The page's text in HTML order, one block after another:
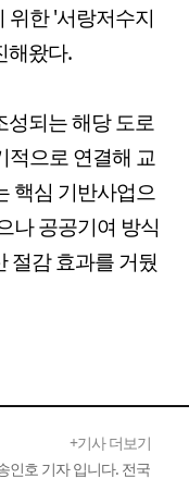
위한 '서랑저수지
해왔다.
성되는 해당 도로
적으로 연결해 교
핵심 기반사업으
나 공공기여 방식
절감 효과를 거뒀
+기사 더보기
인호 기자 입니다. 전국